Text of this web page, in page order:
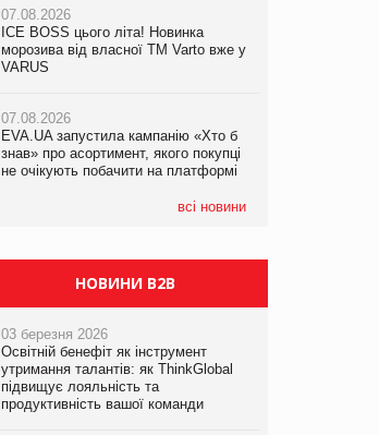
07.08.2026
ICE BOSS цього літа! Новинка
морозива від власної ТМ Varto вже у
VARUS
07.08.2026
EVA.UA запустила кампанію «Хто б
знав» про асортимент, якого покупці
не очікують побачити на платформі
всі новини
07.08.2026
ICE BOSS цього літа! Новинка
морозива від власної ТМ Varto вже у
VARUS
07.08.2026
EVA.UA запустила кампанію «Хто б
знав» про асортимент, якого покупці
не очікують побачити на платформі
07.08.2026
Франція заборонила рекламні дзвінки
НОВИНИ B2B
03 березня 2026
Освітній бенефіт як інструмент
утримання талантів: як ThinkGlobal
підвищує лояльність та
продуктивність вашої команди